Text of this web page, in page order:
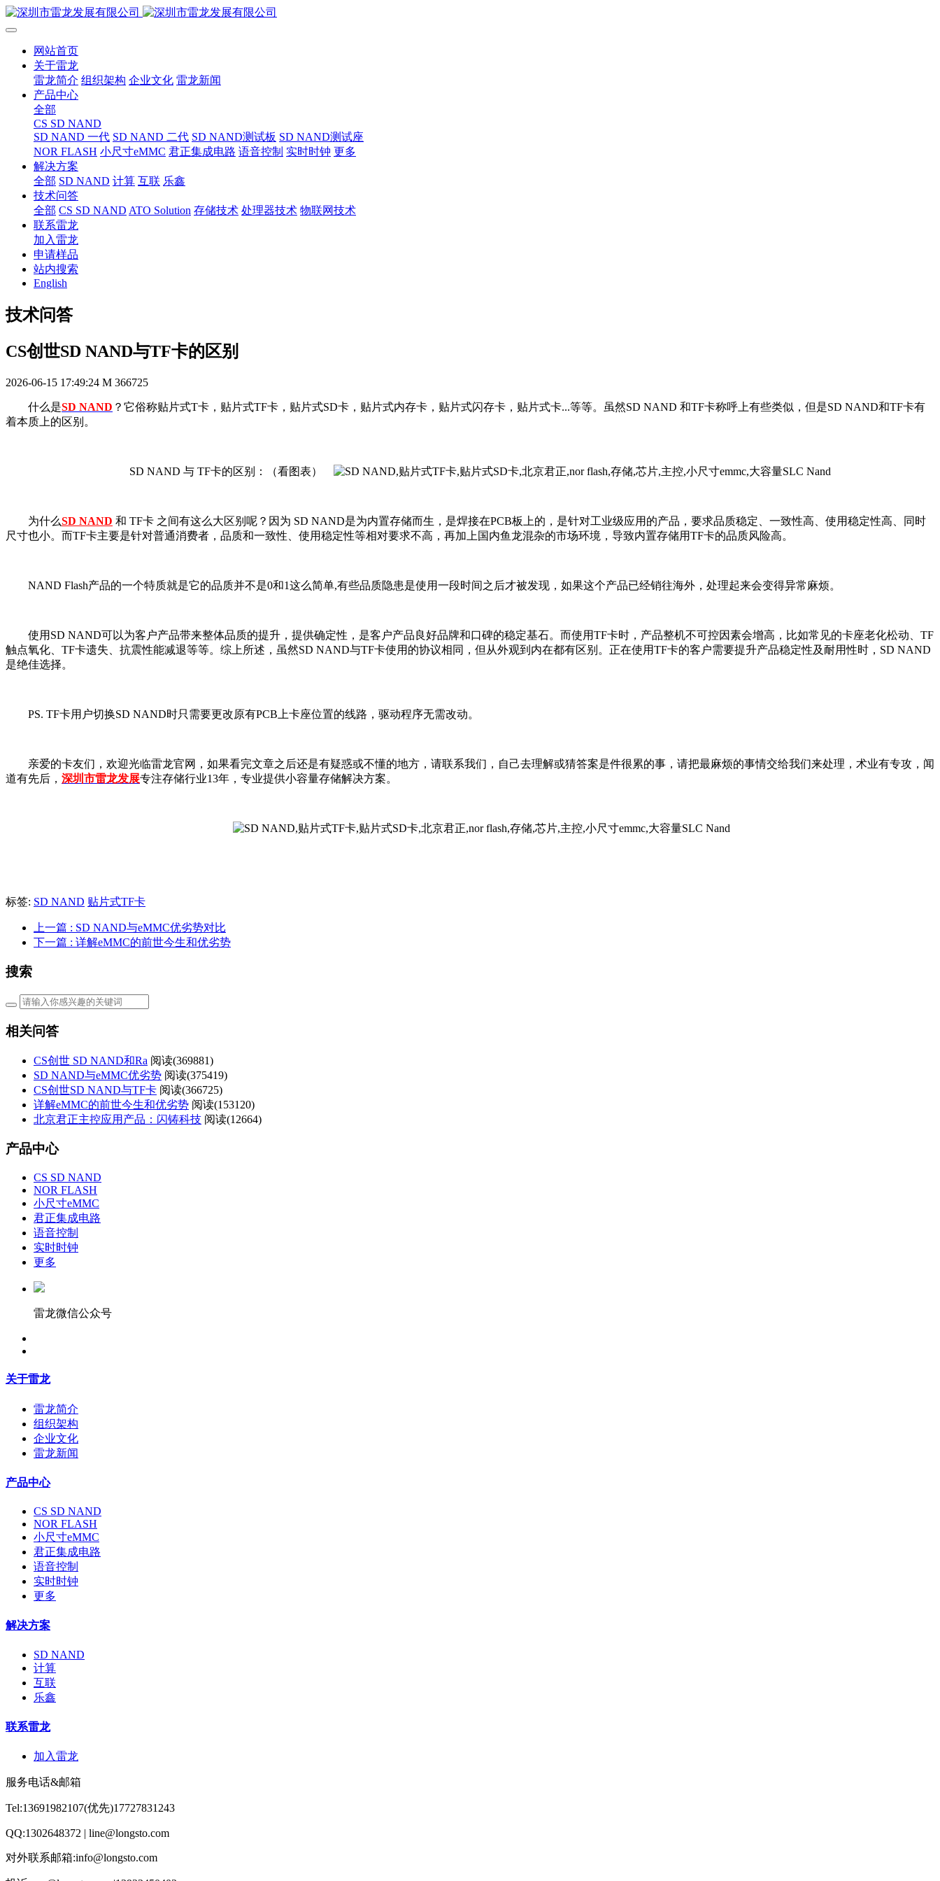
网站首页
关于雷龙
雷龙简介 组织架构 企业文化 雷龙新闻
产品中心
全部
CS SD NAND
SD NAND 一代 SD NAND 二代 SD NAND测试板 SD NAND测试座
NOR FLASH 小尺寸eMMC 君正集成电路 语音控制 实时时钟 更多
解决方案
全部 SD NAND 计算 互联 乐鑫
技术问答
全部 CS SD NAND ATO Solution 存储技术 处理器技术 物联网技术
联系雷龙
加入雷龙
申请样品
站内搜索
English
技术问答
CS创世SD NAND与TF卡的区别
2026-06-15 17:49:24 M 366725
什么是SD NAND ？它俗称贴片式T卡，贴片式TF卡，贴片式SD卡，贴片式内存卡，贴片式闪存卡，贴片式卡...等等。虽然SD NAND 和TF卡称呼上有些类似，但是SD NAND和TF卡有
着本质上的区别。
SD NAND 与 TF卡的区别：（看图表）
为什么SD NAND 和 TF卡 之间有这么大区别呢？因为 SD NAND是为内置存储而生，是焊接在PCB板上的，是针对工业级应用的产品，要求品质稳定、一致性高、使用稳定性高、同时
尺寸也小。而TF卡主要是针对普通消费者，品质和一致性、使用稳定性等相对要求不高，再加上国内鱼龙混杂的市场环境，导致内置存储用TF卡的品质风险高。
NAND Flash产品的一个特质就是它的品质并不是0和1这么简单,有些品质隐患是使用一段时间之后才被发现，如果这个产品已经销往海外，处理起来会变得异常麻烦。
使用SD NAND可以为客户产品带来整体品质的提升，提供确定性，是客户产品良好品牌和口碑的稳定基石。而使用TF卡时，产品整机不可控因素会增高，比如常见的卡座老化松动、TF
触点氧化、TF卡遗失、抗震性能减退等等。综上所述，虽然SD NAND与TF卡使用的协议相同，但从外观到内在都有区别。正在使用TF卡的客户需要提升产品稳定性及耐用性时，SD NAND
是绝佳选择。
PS. TF卡用户切换SD NAND时只需要更改原有PCB上卡座位置的线路，驱动程序无需改动。
亲爱的卡友们，欢迎光临雷龙官网，如果看完文章之后还是有疑惑或不懂的地方，请联系我们，自己去理解或猜答案是件很累的事，请把最麻烦的事情交给我们来处理，术业有专攻，闻
道有先后， 深圳市雷龙发展专注存储行业13年，专业提供小容量存储解决方案。
标签: SD NAND 贴片式TF卡
上一篇 : SD NAND与eMMC优劣势对比
下一篇 : 详解eMMC的前世今生和优劣势
搜索
相关问答
CS创世 SD NAND和Ra 阅读(369881)
SD NAND与eMMC优劣势 阅读(375419)
CS创世SD NAND与TF卡 阅读(366725)
详解eMMC的前世今生和优劣势 阅读(153120)
北京君正主控应用产品：闪铸科技 阅读(12664)
产品中心
CS SD NAND
NOR FLASH
小尺寸eMMC
君正集成电路
语音控制
实时时钟
更多
雷龙微信公众号
关于雷龙
雷龙简介
组织架构
企业文化
雷龙新闻
产品中心
CS SD NAND
NOR FLASH
小尺寸eMMC
君正集成电路
语音控制
实时时钟
更多
解决方案
SD NAND
计算
互联
乐鑫
联系雷龙
加入雷龙
服务电话&邮箱
Tel:13691982107(优先)17727831243
QQ:1302648372 | line@longsto.com
对外联系邮箱:info@longsto.com